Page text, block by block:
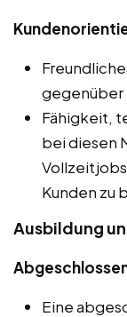
gegenüber
Fähigkeit,
bei diesen
Kunden zu
Ausbildung
Eine